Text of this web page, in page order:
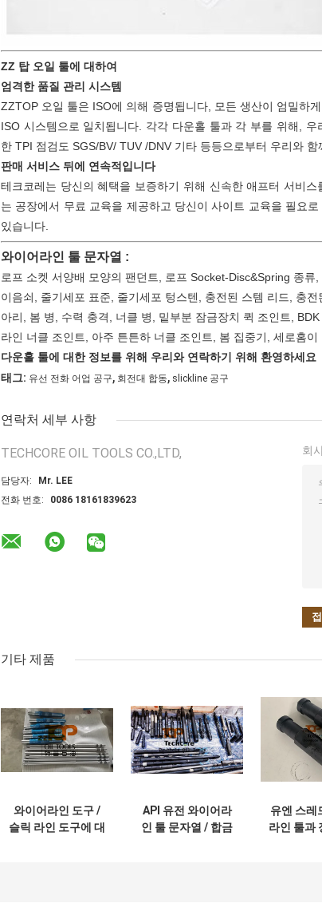
ZZ 탑 오일 툴에 대하여
엄격한 품질 관리 시스템
ZZTOP 오일 툴은 ISO에 의해 증명됩니다, 모든 생산이 엄밀하
ISO 시스템으로 일치됩니다. 각각 다운홀 툴과 각 부를 위해,
한 TPI 점검도 SGS/BV/ TUV /DNV 기타 등등으로부터 우리와
판매 서비스 뒤에 연속적입니다
테크코레는 당신의 혜택을 보증하기 위해 신속한 애프터 서비
는 공장에서 무료 교육을 제공하고 당신이 사이트 교육을 필요
있습니다.
와이어라인 툴 문자열 :
로프 소켓 서양배 모양의 팬던트, 로프 Socket-Disc&Spring 종
이음쇠, 줄기세포 표준, 줄기세포 텅스텐, 충전된 스템 리드, 충
아리, 봄 병, 수력 충격, 너클 병, 밑부분 잠금장치 퀵 조인트,
라인 너클 조인트, 아주 튼튼하 너클 조인트, 봄 집중기, 세로홈
다운홀 툴에 대한 정보를 위해 우리와 연락하기 위해 환영하세요
태그: 유선 전화 어업 공구, 회전대 합동, slickline 공구
연락처 세부 사항
TECHCORE OIL TOOLS CO.,LTD,
담당자:
Mr. LEE
전화 번호:
0086 18161839623
회
기타 제품
와이어라인 도구 /
슬릭 라인 도구에 대
API 유전 와이어라
인 툴 문자열 / 합금
유엔 스레
라인 툴과